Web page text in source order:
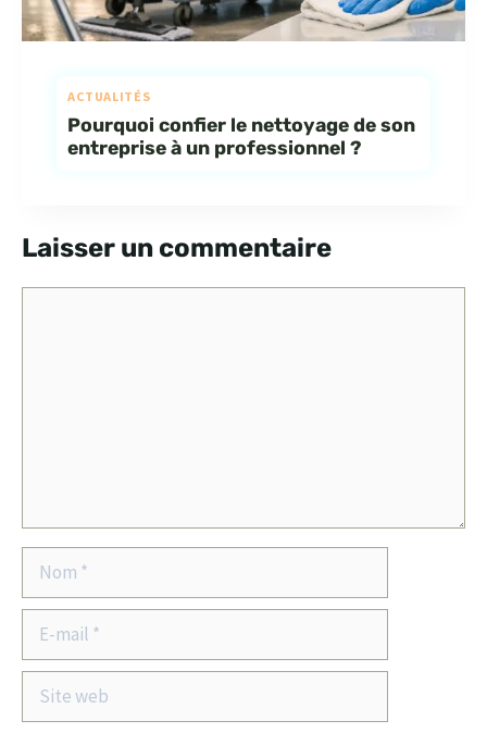
ACTUALITÉS
Pourquoi confier le nettoyage de son
entreprise à un professionnel ?
Laisser un commentaire
mail
Site
web